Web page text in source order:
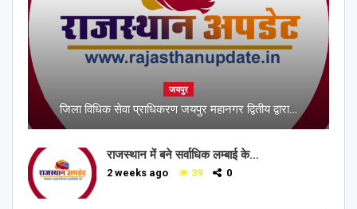
जयपुर
जिला विधिक सेवा प्राधिकरण जयपुर महानगर द्वितीय द्वारा…
राजस्थान में बने सर्वाधिक लम्बाई के…
2 weeks ago 39 0